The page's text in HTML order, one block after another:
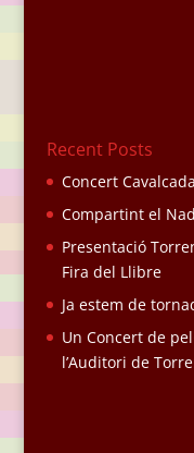
Recent Posts
Concert
Compartint el
Presentació
Fira del Llibre
Ja estem de
Un Concert de
l’Auditori de